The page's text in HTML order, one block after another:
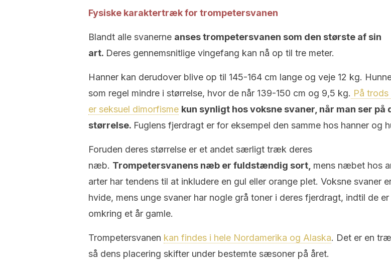
Fysiske karaktertræk for trompetersvanen
Blandt alle svanerne anses trompetersvanen som den største af sin
art. Deres gennemsnitlige vingefang kan nå op til tre meter.
Hanner kan derudover blive op til 145-164 cm lange og veje 12 kg.
som regel mindre i størrelse, hvor de når 139-150 cm og 9,5 kg. På
er seksuel dimorfisme kun synligt hos voksne svaner, når man ser på
størrelse. Fuglens fjerdragt er for eksempel den samme hos hanner og
Foruden deres størrelse er et andet særligt træk deres
næb. Trompetersvanens næb er fuldstændig sort, mens næbet hos
arter har tendens til at inkludere en gul eller orange plet. Voksne svaner
hvide, mens unge svaner har nogle grå toner i deres fjerdragt, indtil de er
omkring et år gamle.
Trompetersvanen kan findes i hele Nordamerika og Alaska. Det er en
så dens placering skifter under bestemte sæsoner på året.